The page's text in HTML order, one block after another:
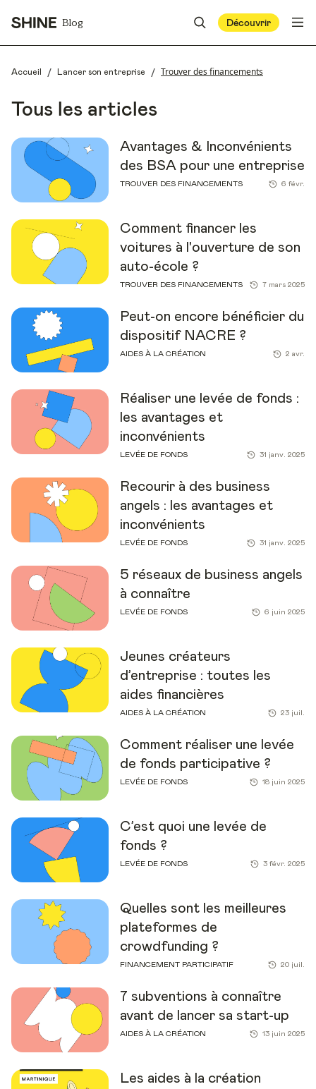
Blog Découvrir
Accueil / Lancer son entreprise / Trouver des financements
Tous les articles
Avantages & Inconvénients
des BSA pour une entreprise
TROUVER DES FINANCEMENTS 6 févr.
Comment financer les
voitures à l'ouverture de son
auto-école ?
TROUVER DES FINANCEMENTS 7 mars 2025
Peut-on encore bénéficier du
dispositif NACRE ?
AIDES À LA CRÉATION 2 avr.
Réaliser une levée de fonds :
les avantages et
inconvénients
LEVÉE DE FONDS 31 janv. 2025
Recourir à des business
angels : les avantages et
inconvénients
LEVÉE DE FONDS 31 janv. 2025
5 réseaux de business angels
à connaître
LEVÉE DE FONDS 6 juin 2025
Jeunes créateurs
d’entreprise : toutes les
aides financières
AIDES À LA CRÉATION 23 juil.
Comment réaliser une levée
de fonds participative ?
LEVÉE DE FONDS 18 juin 2025
C’est quoi une levée de
fonds ?
LEVÉE DE FONDS 3 févr. 2025
Quelles sont les meilleures
plateformes de
crowdfunding ?
FINANCEMENT PARTICIPATIF 20 juil.
7 subventions à connaître
avant de lancer sa start-up
AIDES À LA CRÉATION 13 juin 2025
Les aides à la création